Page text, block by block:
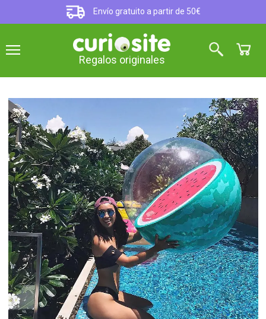
Envío gratuito a partir de 50€
Regalos originales